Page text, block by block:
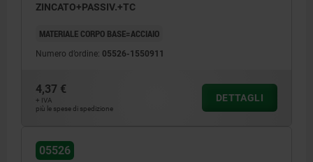
ZINCATO+PASSIV.+TC
MATERIALE CORPO BASE=ACCIAIO
Numero d’ordine: 05526-1550911
4,37 €
+ IVA
più le spese di spedizione
DETTAGLI
05526